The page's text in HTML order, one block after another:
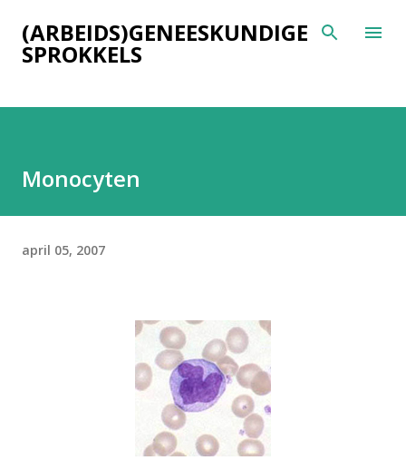
Doorgaan naar hoofdcontent
(ARBEIDS)GENEESKUNDIGE
SPROKKELS
Monocyten
april 05, 2007